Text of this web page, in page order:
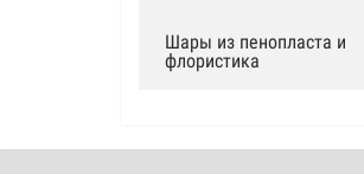
Шары из пенопласта и
флористика